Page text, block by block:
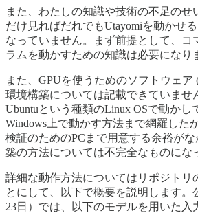
また、わたしの知識や技術の不足のせ
だけ見ればだれでもUtayomiを動かせ
なっていません。まず前提として、コ
ラムを動かすための知識は必要になり
また、GPUを使うためのソフトウェア
環境構築については記載できていませ
Ubuntuという種類のLinux OSで動かし
Windows上で動かす方法まで網羅した
検証のためのPCまで用意する余裕が
築の方法については不完全なものにな
詳細な動作方法についてはリポジトリ
とにして、以下で概要を説明します。
23日）では、以下のモデルを用いた入